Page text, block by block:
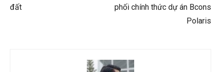
đất
phối chính thức dự án Bcons
Polaris